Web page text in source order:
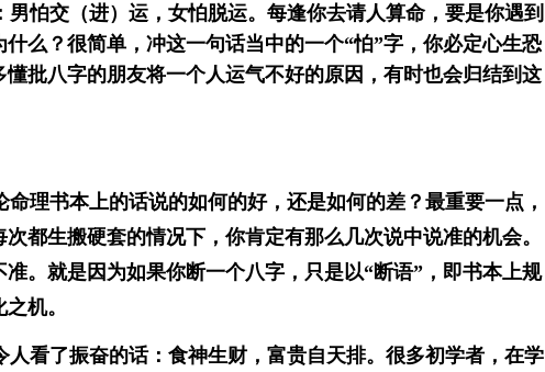
怕交（进）运，女怕脱运。每逢你去请人算命，要是你遇到
么？很简单，冲这一句话当中的一个“怕”字，你必定心生恐
批八字的朋友将一个人运气不好的原因，有时也会归结到这
理书本上的话说的如何的好，还是如何的差？最重要一点，
都生搬硬套的情况下，你肯定有那么几次说中说准的机会。
。就是因为如果你断一个八字，只是以“断语”，即书本上规
机。
看了振奋的话：食神生财，富贵自天排。很多初学者，在学